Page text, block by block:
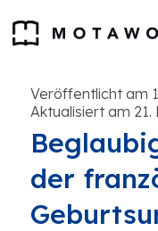
Veröffentlicht am
Aktualisiert am
der